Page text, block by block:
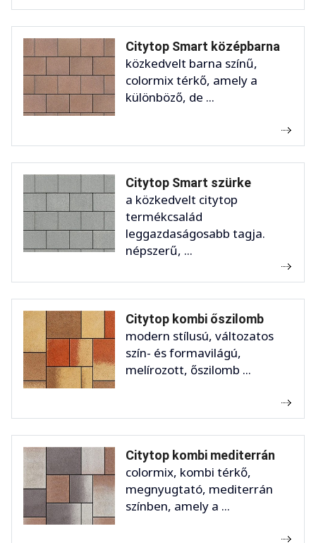
Citytop Smart középbarna
közkedvelt barna színű,
colormix térkő, amely a
különböző, de ...
Citytop Smart szürke
a közkedvelt citytop
termékcsalád
leggazdaságosabb tagja.
népszerű, ...
Citytop kombi őszilomb
modern stílusú, változatos
szín- és formavilágú,
melírozott, őszilomb ...
Citytop kombi mediterrán
colormix, kombi térkő,
megnyugtató, mediterrán
színben, amely a ...